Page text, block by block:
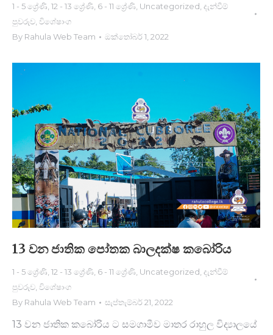
1 - 5 ශ්‍රේණි 12 - 13 ශ්‍රේණි 6 - 11 ශ්‍රේණි Uncategorized දැන්වීම්
පුවරුව විශේෂාංග
By Rahula Web Team ඔක්තෝබර් 1, 2022
13 වන ජාතික පෝතක බාලදක්ෂ කබෝරි​ය
1 - 5 ශ්‍රේණි 12 - 13 ශ්‍රේණි 6 - 11 ශ්‍රේණි Uncategorized දැන්වීම්
පුවරුව විශේෂාංග
By Rahula Web Team සැප්තැම්බර් 21, 2022
13 වන ජාතික කබෝරිය ට සමගාමීව මාතර රාහුල විද්‍යාලයේ